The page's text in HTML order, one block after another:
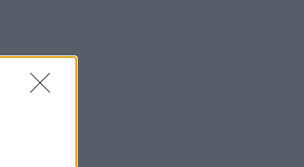
Πως αμείβονται οι εργαζόμενοι στον
ιδιωτικό τομέα για την αργία του